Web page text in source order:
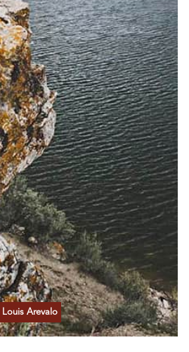
Louis Arevalo